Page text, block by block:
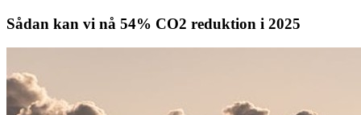
Sådan kan vi nå 54% CO2 reduktion i 2025